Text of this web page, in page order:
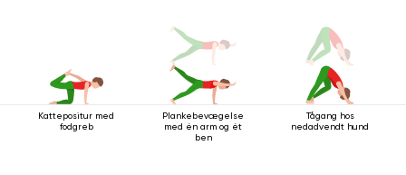
Kattepositur med
fodgreb
Plankebevægelse
med én arm og ét
ben
Tågang hos
nedadvendt hund